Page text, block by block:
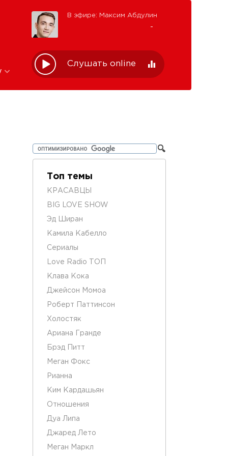
В эфире: Максим Абдулин
Слушать online
Топ темы
КРАСАВЦЫ
BIG LOVE SHOW
Эд Ширан
Камила Кабелло
Сериалы
Love Radio ТОП
Клава Кока
Джейсон Момоа
Роберт Паттинсон
Холостяк
Ариана Гранде
Брэд Питт
Меган Фокс
Рианна
Ким Кардашьян
Отношения
Дуа Липа
Джаред Лето
Меган Маркл